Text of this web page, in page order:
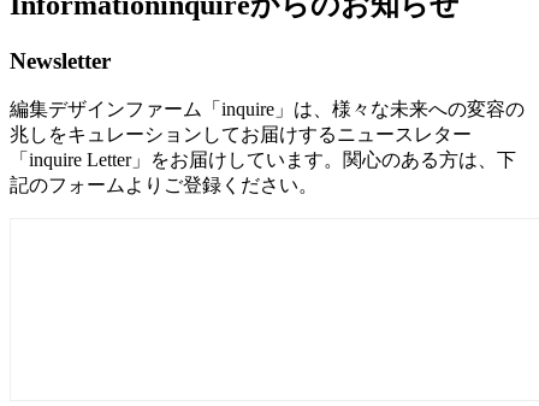
Newsletter
編集デザインファーム「inquire」は、様々な未来への変容の
兆しをキュレーションしてお届けするニュースレター
「inquire Letter」をお届けしています。関心のある方は、下
記のフォームよりご登録ください。